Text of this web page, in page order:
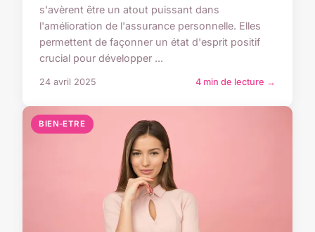
s'avèrent être un atout puissant dans
l'amélioration de l'assurance personnelle. Elles
permettent de façonner un état d'esprit positif
crucial pour développer ...
24 avril 2025 4 min de lecture →
BIEN-ETRE